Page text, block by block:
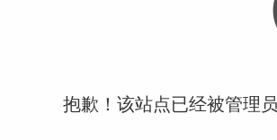
抱歉！该站点已经被管理